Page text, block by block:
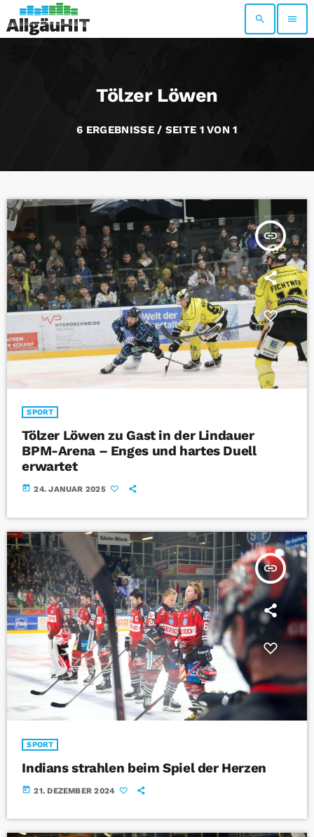
search menu
Tölzer Löwen
6 ERGEBNISSE / SEITE 1 VON 1
insert_link
SPORT
Tölzer Löwen zu Gast in der Lindauer
BPM-Arena – Enges und hartes Duell
erwartet
today 24. JANUAR 2025
insert_link
SPORT
Indians strahlen beim Spiel der Herzen
today 21. DEZEMBER 2024